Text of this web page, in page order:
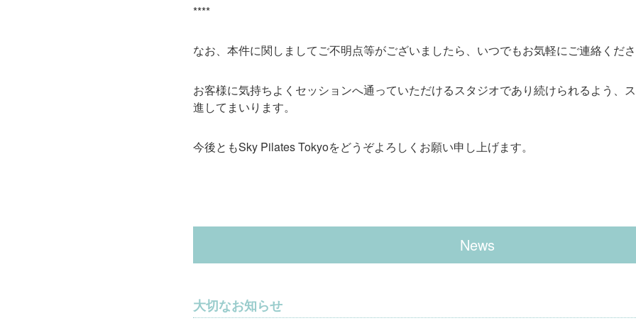
****
なお、本件に関しましてご不明点等がございましたら、いつでもお気軽にご連絡くだ
お客様に気持ちよくセッションへ通っていただけるスタジオであり続けられるよう、
進してまいります。
今後ともSky Pilates Tokyoをどうぞよろしくお願い申し上げます。
News
大切なお知らせ